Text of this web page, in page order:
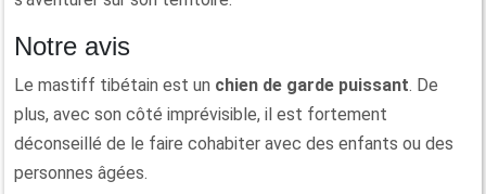
Notre avis
Le mastiff tibétain est un chien de garde puissant. De
plus, avec son côté imprévisible, il est fortement
déconseillé de le faire cohabiter avec des enfants ou des
personnes âgées.